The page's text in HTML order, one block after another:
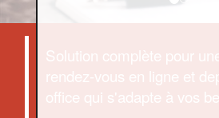
Solution complète pour
rendez-vous en ligne et
office qui s'adapte à vos